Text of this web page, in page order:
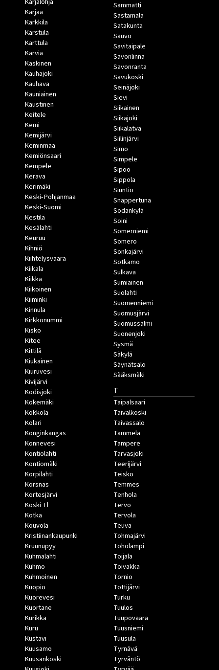
Karjaa
Karkkila
Karstula
Karttula
Karvia
Kaskinen
Kauhajoki
Kauhava
Kauniainen
Kaustinen
Keitele
Kemi
Kemijärvi
Keminmaa
Kemiönsaari
Kempele
Kerava
Kerimäki
Keski-Pohjanmaa
Keski-Suomi
Kestilä
Kesälahti
Keuruu
Kihniö
Kiihtelysvaara
Kiikala
Kiikka
Kiikoinen
Kiiminki
Kinnula
Kirkkonummi
Kisko
Kitee
Kittilä
Kiukainen
Kiuruvesi
Kivijärvi
Kodisjoki
Kokemäki
Kokkola
Kolari
Konginkangas
Konnevesi
Kontiolahti
Kontiomäki
Korpilahti
Korsnäs
Kortesjärvi
Koski Tl
Kotka
Kouvola
Kristiinankaupunki
Kruunupyy
Kuhmalahti
Kuhmo
Kuhmoinen
Kuopio
Kuorevesi
Kuortane
Kurikka
Kuru
Kustavi
Kuusamo
Kuusankoski
Sammatti
Sastamala
Satakunta
Sauvo
Savitaipale
Savonlinna
Savonranta
Savukoski
Seinäjoki
Sievi
Siikainen
Siikajoki
Siikalatva
Siilinjärvi
Simo
Simpele
Sipoo
Sippola
Siuntio
Snappertuna
Sodankylä
Soini
Somerniemi
Somero
Sonkajärvi
Sotkamo
Sulkava
Sumiainen
Suolahti
Suomenniemi
Suomusjärvi
Suomussalmi
Suonenjoki
Sysmä
Säkylä
Säynätsalo
Sääksmäki
T
Taipalsaari
Taivalkoski
Taivassalo
Tammela
Tampere
Tarvasjoki
Teerijärvi
Teisko
Temmes
Tenhola
Tervo
Tervola
Teuva
Tohmajärvi
Toholampi
Toijala
Toivakka
Tornio
Tottijärvi
Turku
Tuulos
Tuupovaara
Tuusniemi
Tuusula
Tyrnävä
Tyrväntö